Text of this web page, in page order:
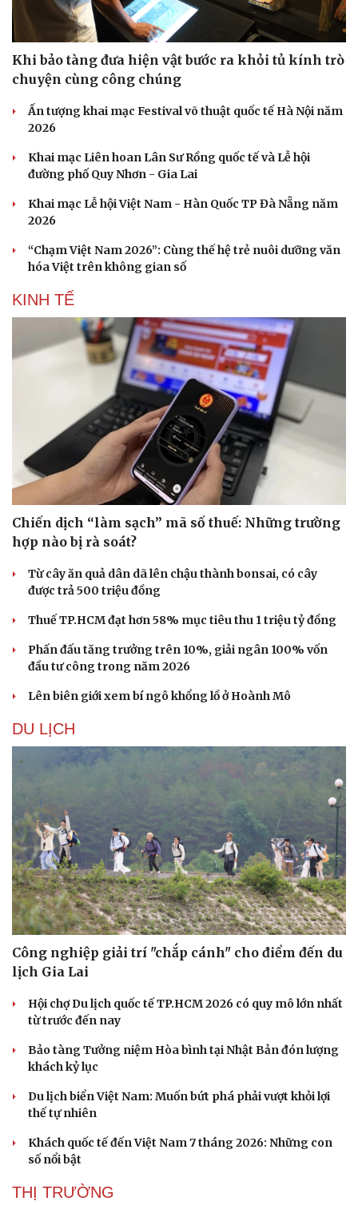
Doanh nghiệp
Doanh nghiệp 24h
Doanh nhân
Tin Công nghệ
Sức khỏe
Khi bảo tàng đưa hiện vật bước ra khỏi tủ kính trò
chuyện cùng công chúng
Ấn tượng khai mạc Festival võ thuật quốc tế Hà Nội năm
2026
Khai mạc Liên hoan Lân Sư Rồng quốc tế và Lễ hội
đường phố Quy Nhơn - Gia Lai
Khai mạc Lễ hội Việt Nam - Hàn Quốc TP Đà Nẵng năm
2026
“Chạm Việt Nam 2026”: Cùng thế hệ trẻ nuôi dưỡng văn
hóa Việt trên không gian số
KINH TẾ
Chiến dịch “làm sạch” mã số thuế: Những trường
hợp nào bị rà soát?
Từ cây ăn quả dân dã lên chậu thành bonsai, có cây
được trả 500 triệu đồng
Thuế TP.HCM đạt hơn 58% mục tiêu thu 1 triệu tỷ đồng
Phấn đấu tăng trưởng trên 10%, giải ngân 100% vốn
đầu tư công trong năm 2026
Lên biên giới xem bí ngô khổng lồ ở Hoành Mô
DU LỊCH
Công nghiệp giải trí "chắp cánh" cho điểm đến du
lịch Gia Lai
Hội chợ Du lịch quốc tế TP.HCM 2026 có quy mô lớn nhất
từ trước đến nay
Bảo tàng Tưởng niệm Hòa bình tại Nhật Bản đón lượng
khách kỷ lục
Du lịch biển Việt Nam: Muốn bứt phá phải vượt khỏi lợi
thế tự nhiên
Khách quốc tế đến Việt Nam 7 tháng 2026: Những con
số nổi bật
THỊ TRƯỜNG